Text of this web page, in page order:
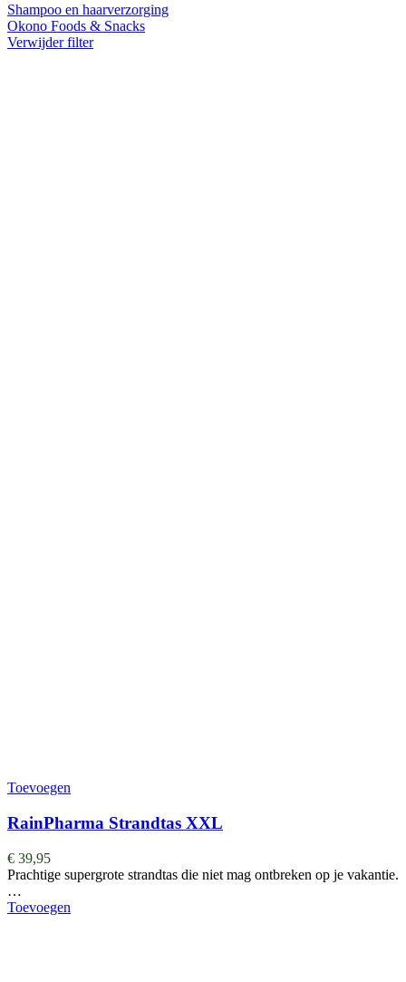
Shampoo en haarverzorging
Okono Foods & Snacks
Verwijder filter
Toevoegen
RainPharma Strandtas XXL
€ 39,95
Prachtige supergrote strandtas die niet mag ontbreken op je vakantie.
…
Toevoegen